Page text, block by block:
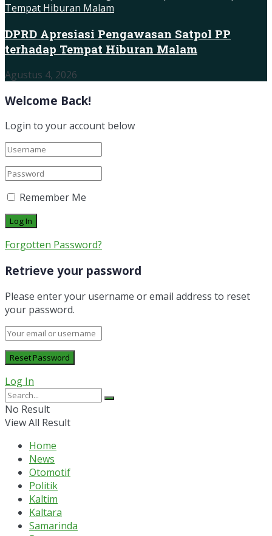
DPRD Apresiasi Pengawasan Satpol PP
terhadap Tempat Hiburan Malam
Agustus 4, 2026
Welcome Back!
Login to your account below
Remember Me
Forgotten Password?
Retrieve your password
Please enter your username or email address to reset
your password.
Log In
No Result
View All Result
Home
News
Otomotif
Politik
Kaltim
Kaltara
Samarinda